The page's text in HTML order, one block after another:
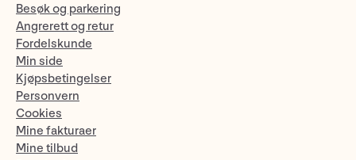
Besøk og parkering
Angrerett og retur
Fordelskunde
Min side
Kjøpsbetingelser
Personvern
Cookies
Mine fakturaer
Mine tilbud